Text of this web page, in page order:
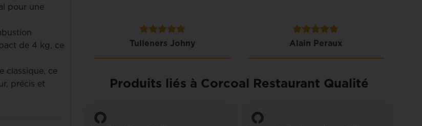
pour une
de 4 kg, ce
classique, ce
précis et
Bogaert Tulleners Johny Alain Peraux
Produits liés à Corcoal Restaurant Qualité